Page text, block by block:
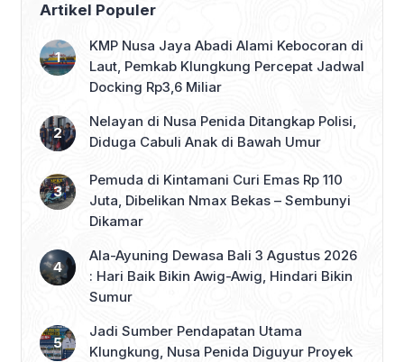
Artikel Populer
KMP Nusa Jaya Abadi Alami Kebocoran di
Laut, Pemkab Klungkung Percepat Jadwal
Docking Rp3,6 Miliar
Nelayan di Nusa Penida Ditangkap Polisi,
Diduga Cabuli Anak di Bawah Umur
Pemuda di Kintamani Curi Emas Rp 110
Juta, Dibelikan Nmax Bekas – Sembunyi
Dikamar
Ala-Ayuning Dewasa Bali 3 Agustus 2026
: Hari Baik Bikin Awig-Awig, Hindari Bikin
Sumur
Jadi Sumber Pendapatan Utama
Klungkung, Nusa Penida Diguyur Proyek